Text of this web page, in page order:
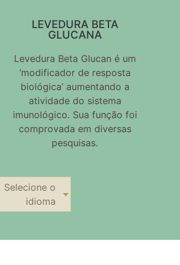
LEVEDURA BETA
GLUCANA
Levedura Beta Glucan é um
‘modificador de resposta
biológica’ aumentando a
atividade do sistema
imunológico. Sua função foi
comprovada em diversas
pesquisas.
Selecione o
idioma